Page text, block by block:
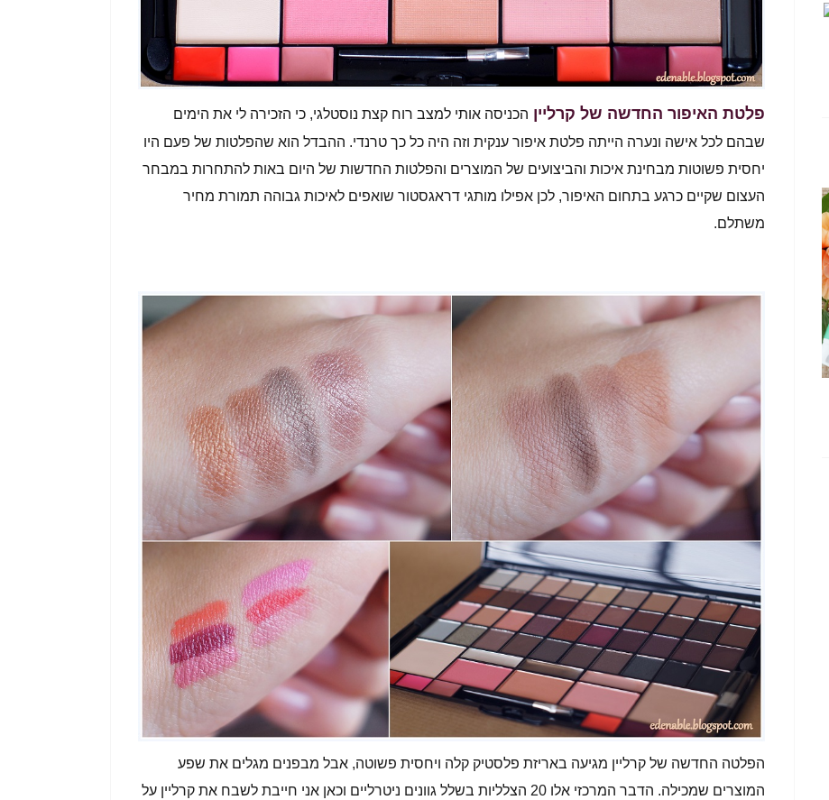
פלטת האיפור החדשה של קרליין הכניסה אותי למצב רוח קצת נוסטלגי, כי הזכירה לי את הימים
שבהם לכל אישה ונערה הייתה פלטת איפור ענקית וזה היה כל כך טרנדי. ההבדל הוא שהפלטות של פעם היו
יחסית פשוטות מבחינת איכות והביצועים של המוצרים והפלטות החדשות של היום באות להתחרות במבחר
העצום שקיים כרגע בתחום האיפור, לכן אפילו מותגי דראגסטור שואפים לאיכות גבוהה תמורת מחיר
משתלם.
הפלטה החדשה של קרליין מגיעה באריזת פלסטיק קלה ויחסית פשוטה, אבל מבפנים מגלים את שפע
המוצרים שמכילה. הדבר המרכזי אלו 20 הצלליות בשלל גוונים ניטרליים וכאן אני חייבת לשבח את קרליין על